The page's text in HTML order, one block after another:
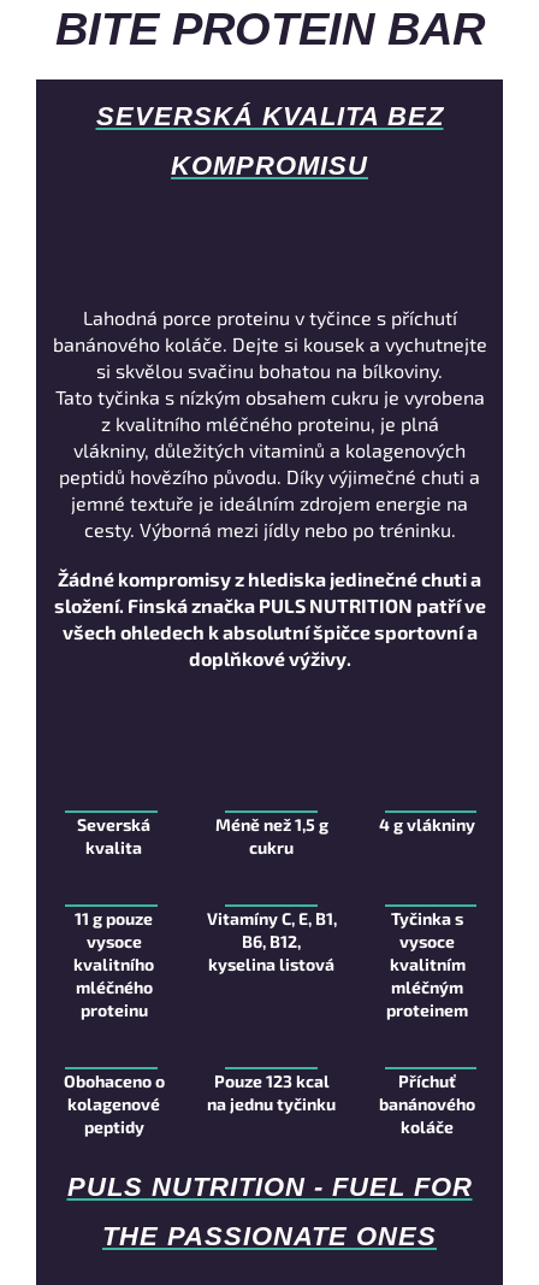
BITE PROTEIN BAR
SEVERSKÁ KVALITA BEZ
KOMPROMISU
Lahodná porce proteinu v tyčince s příchutí
banánového koláče. Dejte si kousek a vychutnejte
si skvělou svačinu bohatou na bílkoviny.
Tato tyčinka s nízkým obsahem cukru je vyrobena
z kvalitního mléčného proteinu, je plná
vlákniny, důležitých vitaminů a kolagenových
peptidů hovězího původu. Díky výjimečné chuti a
jemné textuře je ideálním zdrojem energie na
cesty. Výborná mezi jídly nebo po tréninku.
Žádné kompromisy z hlediska jedinečné chuti a
složení. Finská značka PULS NUTRITION patří ve
všech ohledech k absolutní špičce sportovní a
doplňkové výživy.
Severská
kvalita
Méně než 1,5 g
cukru
4 g vlákniny
11 g pouze
vysoce
kvalitního
mléčného
proteinu
Vitamíny C, E, B1,
B6, B12,
kyselina listová
Tyčinka s
vysoce
kvalitním
mléčným
proteinem
Obohaceno o
kolagenové
peptidy
Pouze 123 kcal
na jednu tyčinku
Příchuť
banánového
koláče
PULS NUTRITION - FUEL FOR
THE PASSIONATE ONES